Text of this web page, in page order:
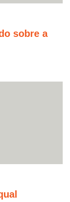
sobre a